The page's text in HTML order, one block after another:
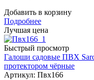
Добавить в корзину
Подробнее
Лучшая цена
Быстрый просмотр
Галоши садовые ПВХ
протектором чёрные
Артикул: Пвх166